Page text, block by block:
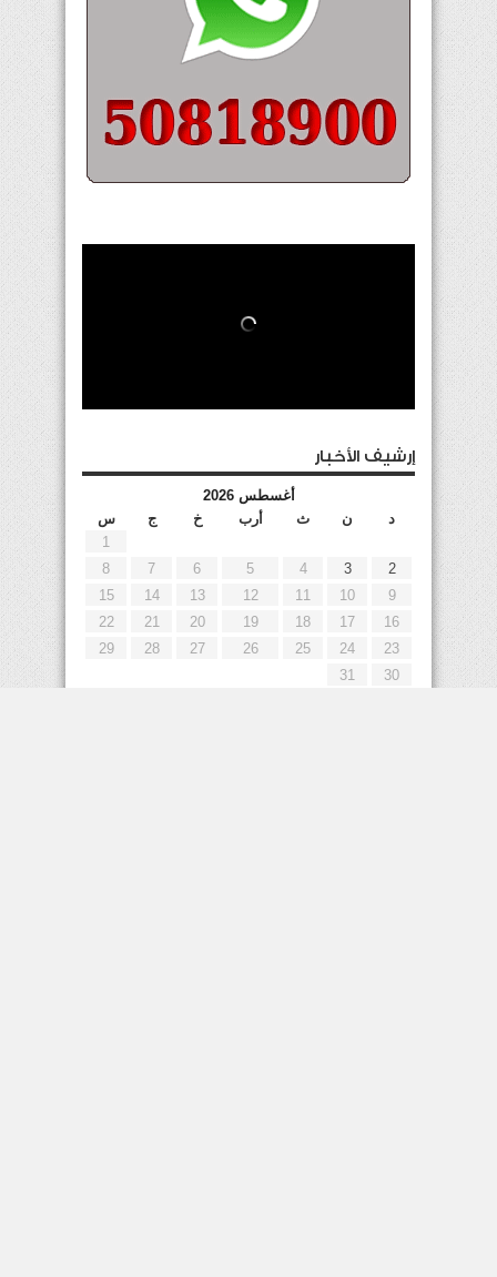
إرشيف الأخبار
أغسطس 2026
د
ن ث أرب خ ج
س
1
2
3
4
5
6
7
8
9
10
11
12
13
14
15
16
17
18
19
20
21
22
23
24
25
26
27
28
29
30
31